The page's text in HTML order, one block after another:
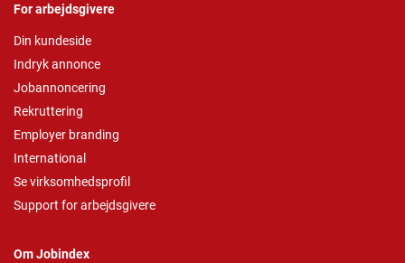
For arbejdsgivere
Din kundeside
Indryk annonce
Jobannoncering
Rekruttering
Employer branding
International
Se virksomhedsprofil
Support for arbejdsgivere
Om Jobindex